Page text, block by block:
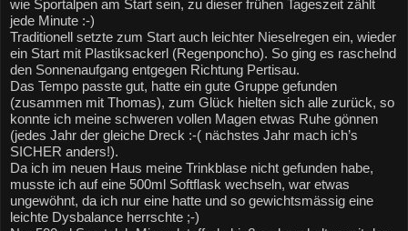
wie Sportalpen am Start sein, zu dieser frühen Tageszeit zählt
jede Minute :-)
Traditionell setzte zum Start auch leichter Nieselregen ein, wieder
ein Start mit Plastiksackerl (Regenponcho). So ging es raschelnd
den Sonnenaufgang entgegen Richtung Pertisau.
Das Tempo passte gut, hatte ein gute Gruppe gefunden
(zusammen mit Thomas), zum Glück hielten sich alle zurück, so
konnte ich meine schweren vollen Magen etwas Ruhe gönnen
(jedes Jahr der gleiche Dreck :-( nächstes Jahr mach ich’s
SICHER anders!).
Da ich im neuen Haus meine Trinkblase nicht gefunden habe,
musste ich auf eine 500ml Softflask wechseln, war etwas
ungewöhnt, da ich nur eine hatte und so gewichtsmässig eine
leichte Dysbalance herrschte ;-)